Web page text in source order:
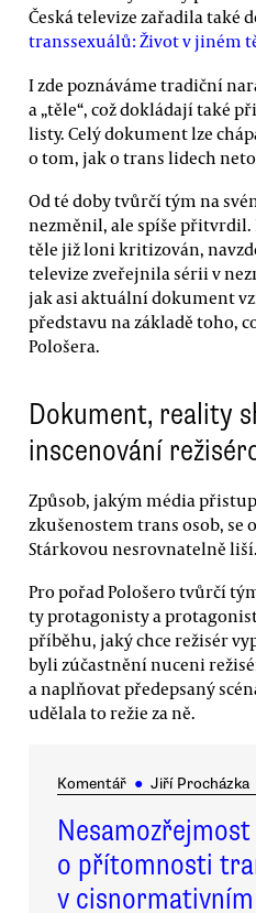
Česká televize zařadila také
transsexuálů: Život v jiném
I zde poznáváme tradiční
a „těle“, což dokládají také
listy. Celý dokument lze
o tom, jak o trans lidech
Od té doby tvůrčí tým na
nezměnil, ale spíše
těle již loni kritizován,
televize zveřejnila sérii v
jak asi aktuální dokument
představu na základě toho,
Pološera.
Dokument, reality
inscenování
Způsob, jakým média
zkušenostem trans osob, se
Stárkovou nesrovnatelně liší.
Pro pořad Pološero tvůrčí
ty protagonisty a
příběhu, jaký chce režisér
byli zúčastnění nuceni
a naplňovat předepsaný
udělala to režie za ně.
Komentář ● Jiří Procházka
o přítomnosti
v